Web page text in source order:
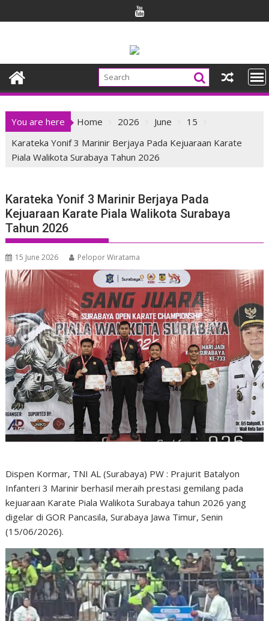
to
You are here Home 2026 June
15
Karateka Yonif 3 Marinir Berjaya Pada Kejuaraan Karate
Piala Walikota Surabaya Tahun 2026
Karateka Yonif 3 Marinir Berjaya Pada
Kejuaraan Karate Piala Walikota Surabaya
Tahun 2026
15 June 2026 Pelopor Wiratama
Dispen Kormar, TNI AL (Surabaya) PW : Prajurit Batalyon
Infanteri 3 Marinir berhasil meraih prestasi gemilang pada
kejuaraan Karate Piala Walikota Surabaya tahun 2026 yang
digelar di GOR Pancasila, Surabaya Jawa Timur, Senin
(15/06/2026).